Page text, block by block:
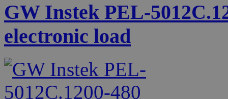
GW Instek PEL-
electronic load